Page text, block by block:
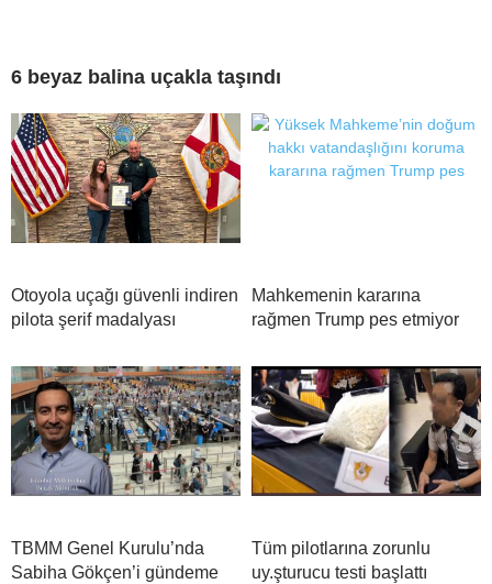
6 beyaz balina uçakla taşındı
Otoyola uçağı güvenli indiren
pilota şerif madalyası
Mahkemenin kararına
rağmen Trump pes etmiyor
TBMM Genel Kurulu’nda
Sabiha Gökçen’i gündeme
Tüm pilotlarına zorunlu
uy.şturucu testi başlattı